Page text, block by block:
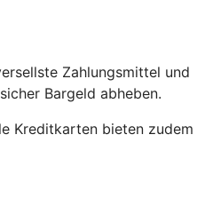
Zahlungsmittel und
Bargeld abheben.
Kreditkarten bieten zudem